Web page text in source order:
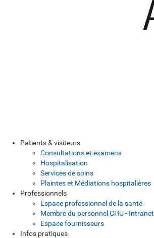
Patients & visiteurs
Consultations et examens
Hospitalisation
Services de soins
Plaintes et Médiations hospitalières
Professionnels
Espace professionnel de la santé
Membre du personnel CHU - Intranet
Espace fournisseurs
Infos pratiques